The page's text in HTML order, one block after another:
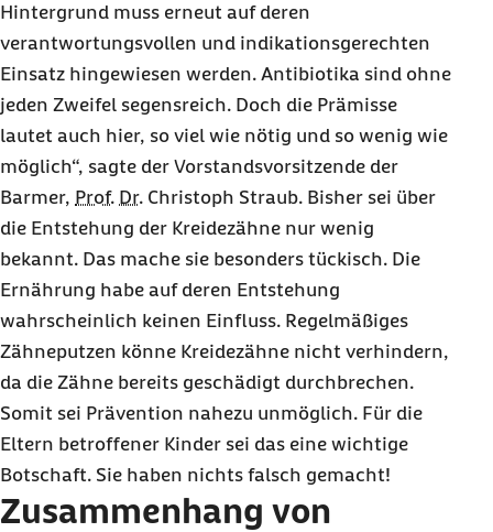
Hintergrund muss erneut auf deren
verantwortungsvollen und indikationsgerechten
Einsatz hingewiesen werden. Antibiotika sind ohne
jeden Zweifel segensreich. Doch die Prämisse
lautet auch hier, so viel wie nötig und so wenig wie
möglich“, sagte der Vorstandsvorsitzende der
Barmer, Prof. Dr. Christoph Straub. Bisher sei über
die Entstehung der Kreidezähne nur wenig
bekannt. Das mache sie besonders tückisch. Die
Ernährung habe auf deren Entstehung
wahrscheinlich keinen Einfluss. Regelmäßiges
Zähneputzen könne Kreidezähne nicht verhindern,
da die Zähne bereits geschädigt durchbrechen.
Somit sei Prävention nahezu unmöglich. Für die
Eltern betroffener Kinder sei das eine wichtige
Botschaft. Sie haben nichts falsch gemacht!
Zusammenhang von